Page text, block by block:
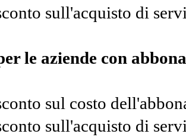
sull'acquisto di
le aziende con
sul costo
sull'acquisto di